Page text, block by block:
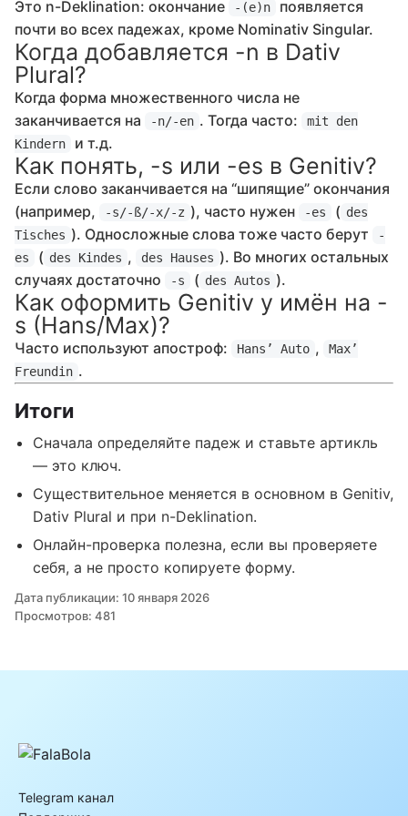
Это n-Deklination: окончание -(e)n
появляется
почти во всех падежах, кроме Nominativ Singular.
Когда добавляется -n в Dativ
Plural?
Когда форма множественного числа не
заканчивается на
-n/-en . Тогда часто:
mit den
Kindern
и т.д.
Как понять, -s или -es в Genitiv?
Если слово заканчивается на “шипящие” окончания
(например,
-s/-ß/-x/-z ), часто нужен -es ( des
Tisches ). Односложные слова тоже часто берут
-
es
( des Kindes , des Hauses ). Во многих остальных
случаях достаточно
-s ( des Autos ).
Как оформить Genitiv у имён на -
s (Hans/Max)?
Часто используют апостроф: Hans’ Auto ,
Max’
Freundin .
Итоги
Сначала определяйте падеж и ставьте артикль
— это ключ.
Существительное меняется в основном в Genitiv,
Dativ Plural и при n-Deklination.
Онлайн-проверка полезна, если вы проверяете
себя, а не просто копируете форму.
Дата публикации: 10 января 2026
Просмотров: 481
Telegram канал